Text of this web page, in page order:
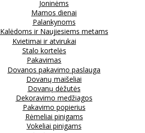
Joninėms
Mamos dienai
Palankynoms
Kalėdoms ir Naujiesiems metams
Kvietimai ir atvirukai
Stalo kortelės
Pakavimas
Dovanos pakavimo paslauga
Dovanų maišeliai
Dovanų dėžutės
Dekoravimo medžiagos
Pakavimo popierius
Rėmeliai pinigams
Vokeliai pinigams